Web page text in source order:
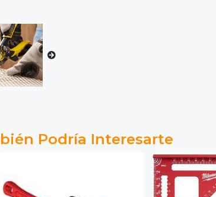
Podría Interesarte